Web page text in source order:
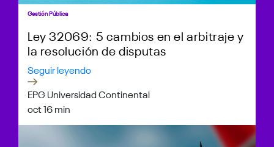
Gestión Pública
Ley 32069: 5 cambios en el arbitraje y
la resolución de disputas
Seguir leyendo
EPG Universidad Continental
oct 16 min